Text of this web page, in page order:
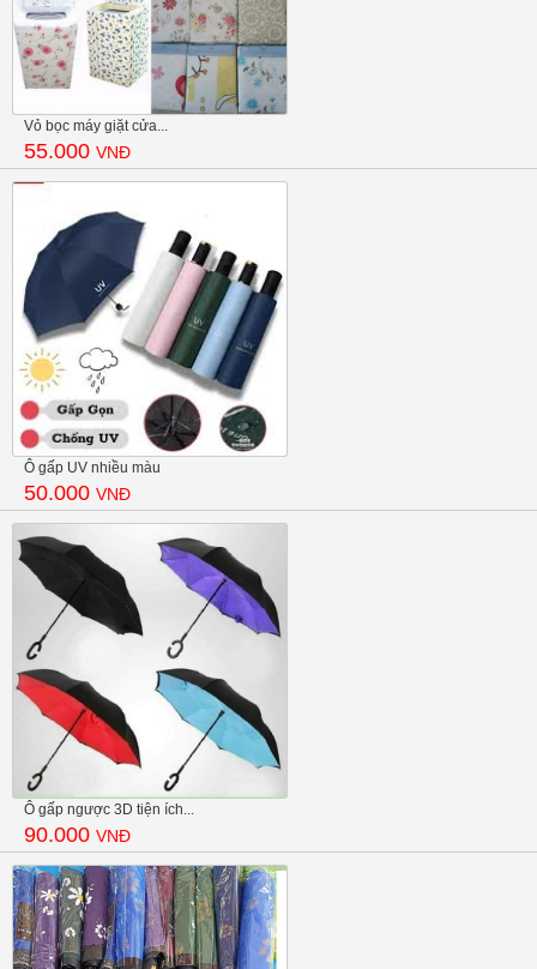
Vỏ bọc máy giặt cửa...
55.000 VNĐ
Ô gấp UV nhiều màu
50.000 VNĐ
Ô gấp ngược 3D tiện ích...
90.000 VNĐ